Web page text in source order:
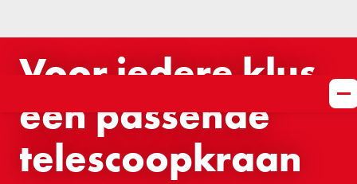
Voor iedere klus
een passende
telescoopkraan